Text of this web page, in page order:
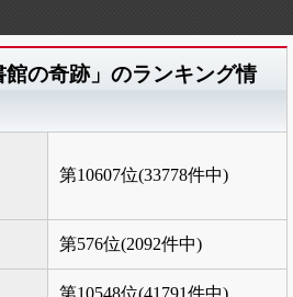
の奇跡」のランキング情
第10607位(33778件中)
第576位(2092件中)
第10548位(41791件中)